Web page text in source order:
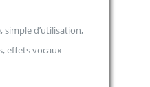
simple d’utilisation,
effets vocaux